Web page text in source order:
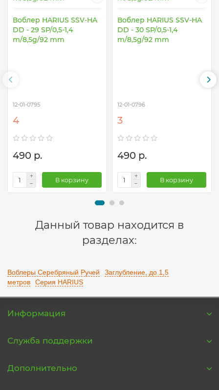
Воблер HARIUS SSV-HA
DD - 29 SP/0,5-1,4
m/8,5g/92 mm
12-01-0795
4
490 р.
В корзину
Воблер HARIUS SSV-HA
DD - 30 SP/0,5-1,4
m/8,5g/92 mm
12-01-0796
3
490 р.
В корзину
Данный товар находится в
разделах:
Воблеры Серебряный Ручей
Заглубление, до 1,5
метров
Серия HARIUS
Информация
Служба поддержки
Дополнительно